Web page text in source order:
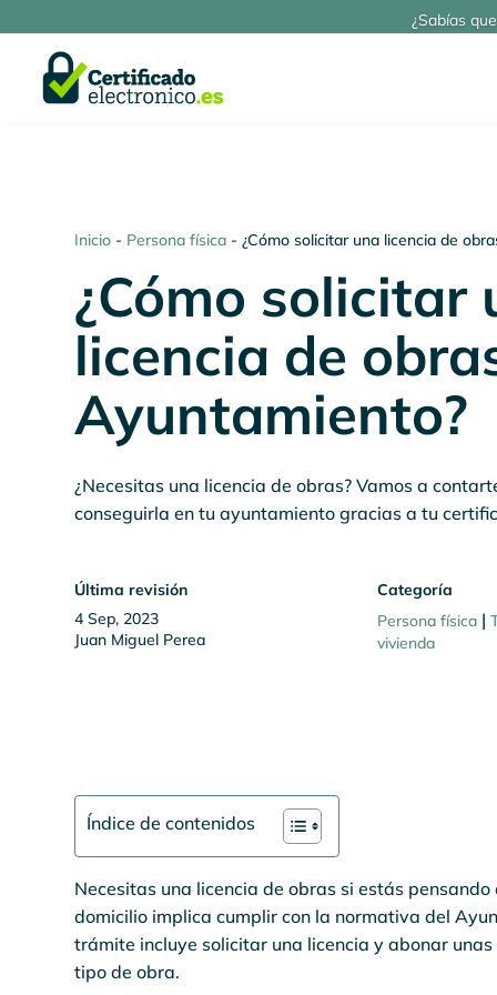
¿Sabías
Inicio - Persona física -¿Cómo solicitar una licencia de
¿Cómo solicitar
licencia de
Ayuntamiento?
¿Necesitas una licencia de obras? Vamos a
conseguirla en tu ayuntamiento gracias a tu
Última revisión
4 Sep, 2023
Juan Miguel Perea
Categoría
Persona física |
vivienda
Índice de contenidos
Necesitas una licencia de obras si estás
domicilio implica cumplir con la normativa del
trámite incluye solicitar una licencia y abonar
tipo de obra.